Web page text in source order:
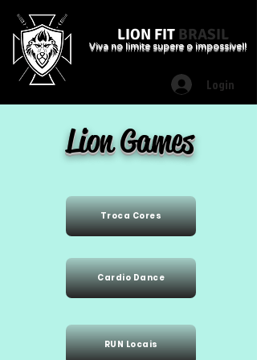
LION FIT BRASIL
Viva no limite supere o impossível!
Login
Lion Games
Troca Cores
Cardio Dance
RUN Locais